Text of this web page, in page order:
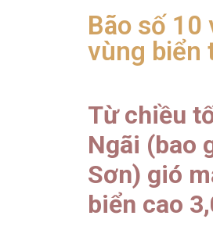
Bão số
vùng biển
Từ chiều
Ngãi (bao
Sơn) gió
biển cao